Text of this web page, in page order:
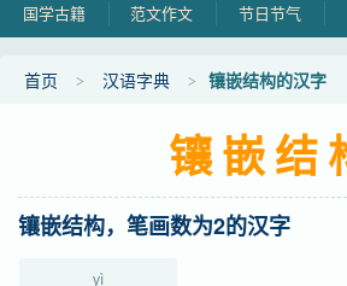
国学古籍 范文作文 节日节气
首页 汉语字典 镶嵌结构的汉字
镶嵌结
镶嵌结构，笔画数为2的汉字
yì